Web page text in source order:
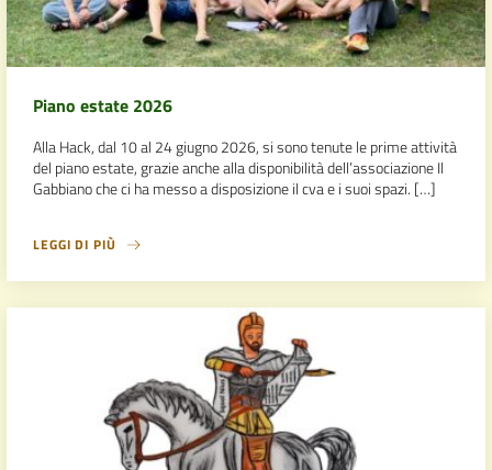
Piano estate 2026
Alla Hack, dal 10 al 24 giugno 2026, si sono tenute le prime attività
del piano estate, grazie anche alla disponibilità dell’associazione Il
Gabbiano che ci ha messo a disposizione il cva e i suoi spazi. […]
LEGGI DI PIÙ